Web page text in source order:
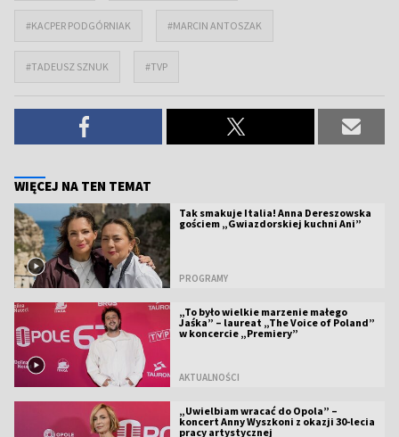
#KACPER PODGÓRNIAK #MARCIN ANTOSZAK
#TADEUSZ SZNUK #TVP
WIĘCEJ NA TEN TEMAT
Tak smakuje Italia! Anna Dereszowska
gościem „Gwiazdorskiej kuchni Ani”
PROGRAMY
„To było wielkie marzenie małego
Jaśka” – laureat „The Voice of Poland”
w koncercie „Premiery”
AKTUALNOŚCI
„Uwielbiam wracać do Opola” –
koncert Anny Wyszkoni z okazji 30-lecia
pracy artystycznej